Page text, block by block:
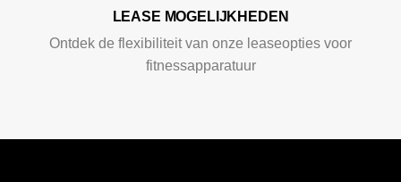
LEASE MOGELIJKHEDEN
Ontdek de flexibiliteit van onze leaseopties voor
fitnessapparatuur